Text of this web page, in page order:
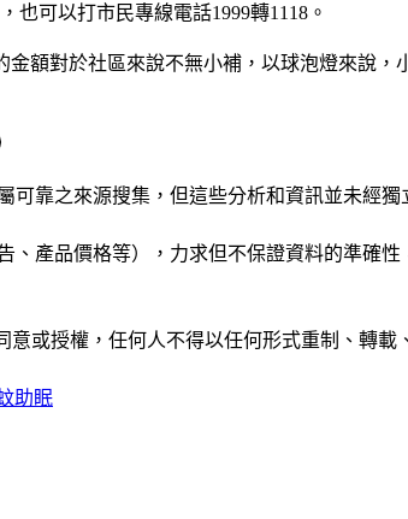
也可以打市民專線電話1999轉1118。
額對於社區來說不無小補，以球泡燈來說
靠之來源搜集，但這些分析和資訊並未經
產品價格等），力求但不保證資料的準確
意或授權，任何人不得以任何形式重制、轉
助眠